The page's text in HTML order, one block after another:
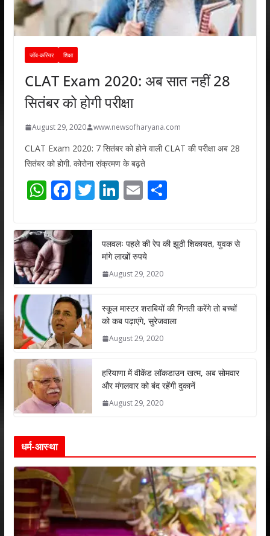
जॉब-करियर शिक्षा
CLAT Exam 2020: अब सात नहीं 28
सितंबर को होगी परीक्षा
August 29, 2020 www.newsofharyana.com
CLAT Exam 2020: 7 सितंबर को होने वाली CLAT की परीक्षा अब 28
सितंबर को होगी. कोरोना संक्रमण के बढ़ते
W
at
s
A
p
p
F
e
b
o
k
T
er
Li
e
dI
n
E
l
S
e
पलवलः पहले की रेप की झूठी शिकायत, युवक से
मांगे लाखों रुपये
August 29, 2020
स्कूल मास्टर शराबियों की गिनती करेंगे तो बच्चों
को कब पढ़ाएंगे, सुरेजवाला
August 29, 2020
हरियाणा में वीकेंड लॉकडाउन खत्म, अब सोमवार
और मंगलवार को बंद रहेंगी दुकानें
August 29, 2020
धर्म-आस्था